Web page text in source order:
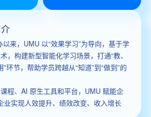
来，UMU 以“效果学习”为导向，基于学
，构建新型智能化学习场景，打通“教、
环节，帮助学员跨越从“知道”到“做到”的
程、AI 原生工具和平台，UMU 赋能企
业实现人效提升、绩效改变、收入增长